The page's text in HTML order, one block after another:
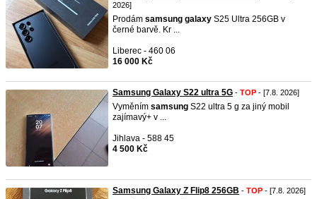
2026]
Prodám samsung galaxy S25 Ultra 256GB v
černé barvě. Kr ...
Liberec - 460 06
16 000 Kč
Samsung Galaxy S22 ultra 5G - TOP - [7.8. 2026]
Vyměním samsung S22 ultra 5 g za jiný mobil
zajímavý+ v ...
Jihlava - 588 45
4 500 Kč
Samsung Galaxy Z Flip8 256GB - TOP - [7.8. 2026]